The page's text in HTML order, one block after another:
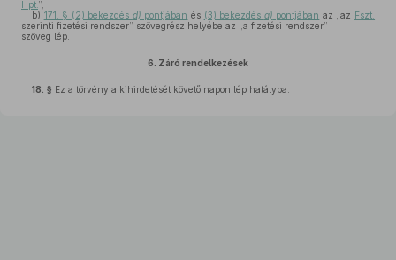
Hpt. ”,
b) 171. § (2) bekezdés d) pontjában és (3) bekezdés a) pontjában az „az Fszt.
szerinti fizetési rendszer” szövegrész helyébe az „a fizetési rendszer”
szöveg lép.
6. Záró rendelkezések
18. § Ez a törvény a kihirdetését követő napon lép hatályba.